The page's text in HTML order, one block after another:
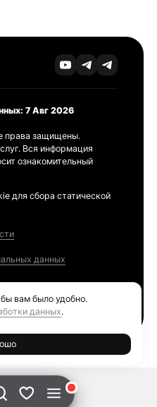
7 Авг 2026
права защищены.
Вся информация
ознакомительный
для сбора статической
данных
вам было удобно.
данных.